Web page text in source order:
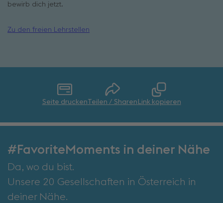
bewirb dich jetzt.
Zu den freien Lehrstellen
Seite drucken Teilen / Sharen Link kopieren
#FavoriteMoments in deiner Nähe
Da, wo du bist.
Unsere 20 Gesellschaften in Österreich in
deiner Nähe.